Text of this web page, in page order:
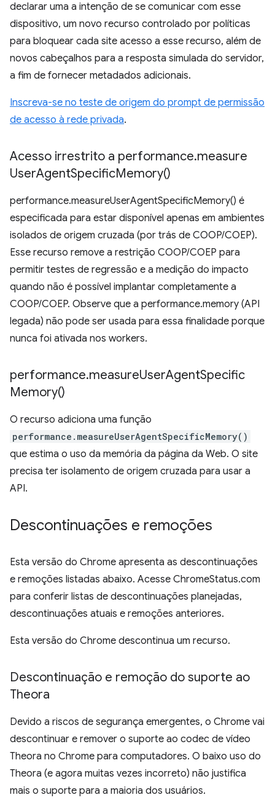
declarar uma a intenção de se comunicar com esse
dispositivo, um novo recurso controlado por políticas
para bloquear cada site acesso a esse recurso, além de
novos cabeçalhos para a resposta simulada do servidor,
a fim de fornecer metadados adicionais.
Inscreva-se no teste de origem do prompt de permissão
de acesso à rede privada.
Acesso irrestrito a performance.measure
UserAgentSpecificMemory()
performance.measureUserAgentSpecificMemory() é
especificada para estar disponível apenas em ambientes
isolados de origem cruzada (por trás de COOP/COEP).
Esse recurso remove a restrição COOP/COEP para
permitir testes de regressão e a medição do impacto
quando não é possível implantar completamente a
COOP/COEP. Observe que a performance.memory (API
legada) não pode ser usada para essa finalidade porque
nunca foi ativada nos workers.
performance.measureUserAgentSpecific
Memory()
O recurso adiciona uma função
performance.measureUserAgentSpecificMemory()
que estima o uso da memória da página da Web. O site
precisa ter isolamento de origem cruzada para usar a
API.
Descontinuações e remoções
Esta versão do Chrome apresenta as descontinuações
e remoções listadas abaixo. Acesse ChromeStatus.com
para conferir listas de descontinuações planejadas,
descontinuações atuais e remoções anteriores.
Esta versão do Chrome descontinua um recurso.
Descontinuação e remoção do suporte ao
Theora
Devido a riscos de segurança emergentes, o Chrome vai
descontinuar e remover o suporte ao codec de vídeo
Theora no Chrome para computadores. O baixo uso do
Theora (e agora muitas vezes incorreto) não justifica
mais o suporte para a maioria dos usuários.